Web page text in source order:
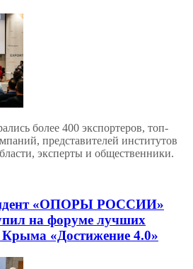
более 400 экспортеров, топ-
представителей институтов
эксперты и общественники.
«ОПОРЫ РОССИИ»
на форуме лучших
«Достижение 4.0»